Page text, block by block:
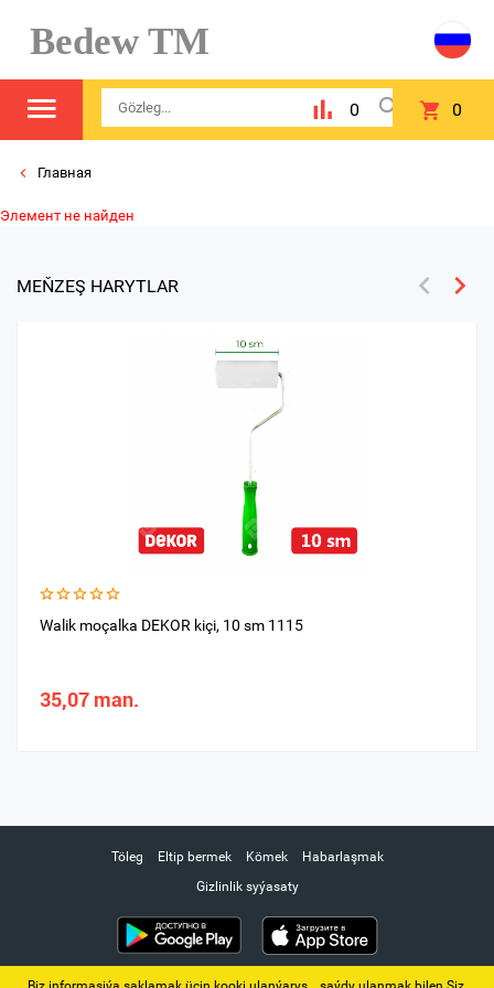
Bedew TM
0 0
Главная
Элемент не найден
MEŇZEŞ HARYTLAR
Walik moçalka DEKOR kiçi, 10 sm 1115
35,07 man.
Töleg Eltip bermek Kömek
Habarlaşmak
Gizlinlik syýasaty